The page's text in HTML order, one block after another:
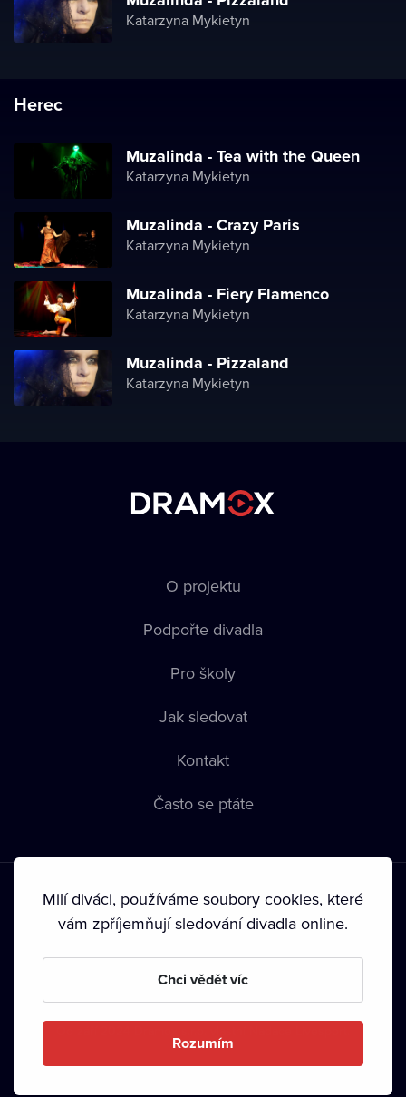
Katarzyna Mykietyn
Herec
Muzalinda - Tea with the Queen
Katarzyna Mykietyn
Muzalinda - Crazy Paris
Katarzyna Mykietyn
Muzalinda - Fiery Flamenco
Katarzyna Mykietyn
Muzalinda - Pizzaland
Katarzyna Mykietyn
O projektu
Podpořte divadla
Pro školy
Jak sledovat
Kontakt
Často se ptáte
Podmínky používání • Ochrana soukromí • Zásady používání
• Autorská práva•
Milí diváci, používáme soubory cookies, které
vám zpříjemňují sledování divadla online.
Chci vědět víc
Rozumím